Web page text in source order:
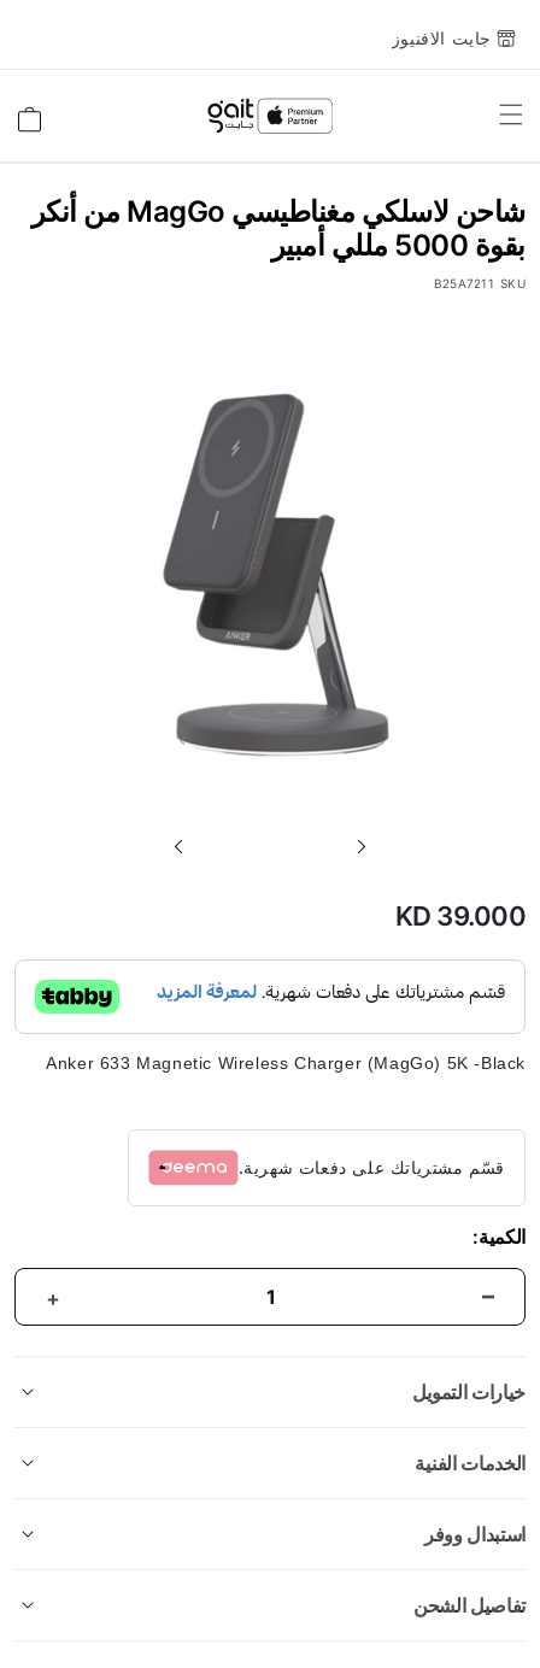
جايت الافنيوز
Toggle
شاحن لاسلكي مغناطيسي MagGo من أنكر
بقوة 5000 مللي أمبير
SKU
B25A7211
معرض
KD 39.000
Anker 633 Magnetic Wireless Charger (MagGo) 5K -Black
قسّم مشترياتك على دفعات شهرية.
الكمية:
خيارات التمويل
الخدمات الفنية
استبدال ووفر
تفاصيل الشحن